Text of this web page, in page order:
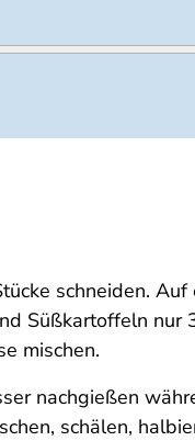
schneiden. Auf
Süßkartoffeln nur
mischen.
nachgießen
schälen,